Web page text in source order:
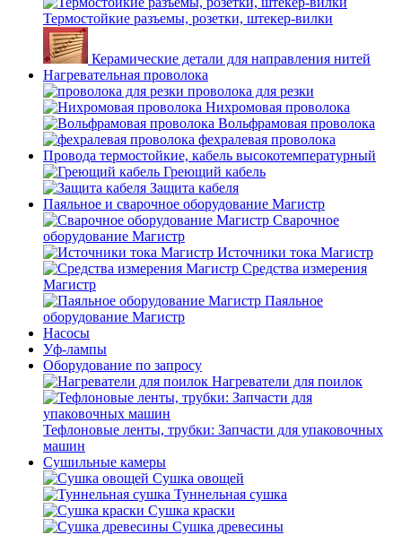
Термостойкие разъемы, розетки, штекер-вилки
Керамические детали для направления нитей
Нагревательная проволока
проволока для резки
Нихромовая проволока
Вольфрамовая проволока
фехралевая проволока
Провода термостойкие, кабель высокотемпературный
Греющий кабель
Защита кабеля
Паяльное и сварочное оборудование Магистр
Сварочное
оборудование Магистр
Источники тока Магистр
Средства измерения
Магистр
Паяльное
оборудование Магистр
Насосы
Уф-лампы
Оборудование по запросу
Нагреватели для поилок
Тефлоновые ленты, трубки: Запчасти для упаковочных
машин
Сушильные камеры
Сушка овощей
Туннельная сушка
Сушка краски
Сушка древесины